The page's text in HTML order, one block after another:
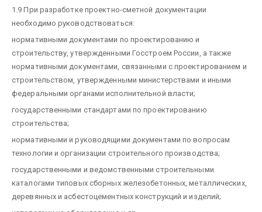
1.9 При разработке проектно-сметной документации
необходимо руководствоваться:
нормативными документами по проектированию и
строительству, утвержденными Госстроем России, а также
нормативными документами, связанными с проектированием и
строительством, утвержденными министерствами и иными
федеральными органами исполнительной власти;
государственными стандартами по проектированию
строительства;
нормативными и руководящими документами по вопросам
технологии и организации строительного производства;
государственными и ведомственными строительными
каталогами типовых сборных железобетонных, металлических,
деревянных и асбестоцементных конструкций и изделий;